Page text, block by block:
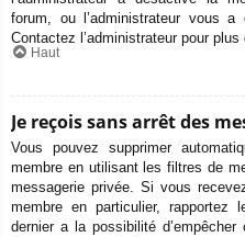
forum, ou l’administrateur vous a
Contactez l’administrateur pour plus
Haut
Je reçois sans arrêt des
Vous pouvez supprimer
membre en utilisant les filtres de
messagerie privée. Si vous
membre en particulier, rapportez
dernier a la possibilité d’empêcher